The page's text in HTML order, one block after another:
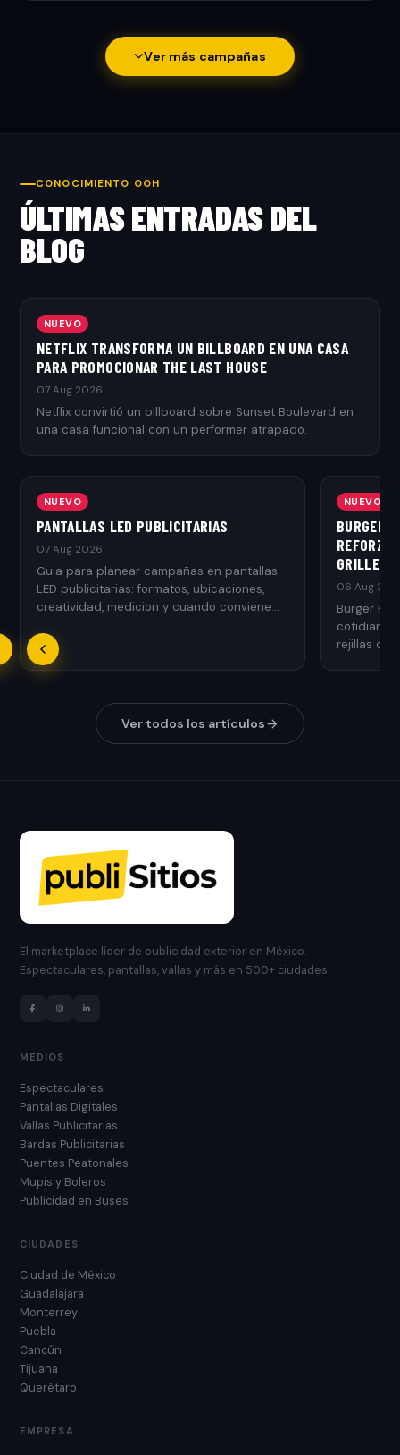
Ver más campañas
CONOCIMIENTO OOH
ÚLTIMAS ENTRADAS DEL
BLOG
NUEVO
NETFLIX TRANSFORMA UN BILLBOARD EN UNA CASA
PARA PROMOCIONAR THE LAST HOUSE
07 Aug 2026
Netflix convirtió un billboard sobre Sunset Boulevard en
una casa funcional con un performer atrapado.
NUEVO
PANTALLAS LED PUBLICITARIAS
07 Aug 2026
Guia para planear campañas en pantallas
LED publicitarias: formatos, ubicaciones,
creatividad, medicion y cuando conviene
NUEVO
BURGER
GRILLED
06 Aug
Burger
rejillas de
Ver todos los artículos
El marketplace líder de publicidad exterior en México.
Espectaculares, pantallas, vallas y más en 500+ ciudades.
MEDIOS
Espectaculares
Pantallas Digitales
Vallas Publicitarias
Bardas Publicitarias
Puentes Peatonales
Mupis y Boleros
Publicidad en Buses
CIUDADES
Ciudad de México
Guadalajara
Monterrey
Puebla
Cancún
Tijuana
Querétaro
EMPRESA